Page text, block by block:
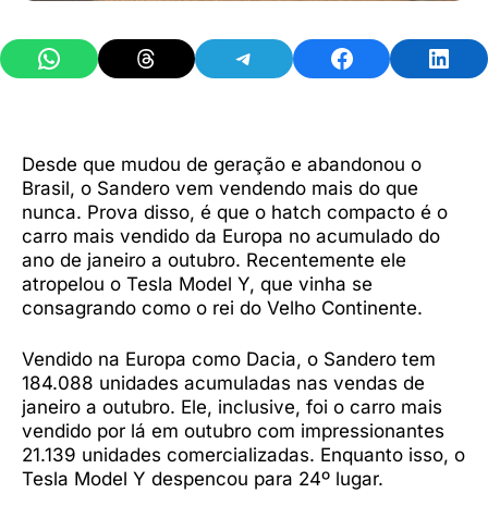
Share on WhatsAppShare on ThreadsShare on TelegramShare on Facebook
Desde que mudou de geração e abandonou o
Brasil, o Sandero vem vendendo mais do que
nunca. Prova disso, é que o hatch compacto é o
carro mais vendido da Europa no acumulado do
ano de janeiro a outubro. Recentemente ele
atropelou o Tesla Model Y, que vinha se
consagrando como o rei do Velho Continente.
Vendido na Europa como Dacia, o Sandero tem
184.088 unidades acumuladas nas vendas de
janeiro a outubro. Ele, inclusive, foi o carro mais
vendido por lá em outubro com impressionantes
21.139 unidades comercializadas. Enquanto isso, o
Tesla Model Y despencou para 24º lugar.